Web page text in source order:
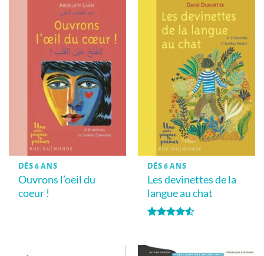
DÈS 6 ANS
Ouvrons l’oeil du
coeur !
DÈS 6 ANS
Les devinettes de la
langue au chat